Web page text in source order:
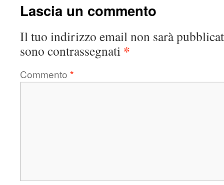
Lascia un commento
Il tuo indirizzo email non sarà
sono contrassegnati *
Commento *